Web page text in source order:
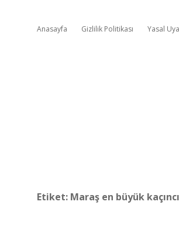
Anasayfa Gizlilik Politikası Yasal
Etiket: Maraş en büyük